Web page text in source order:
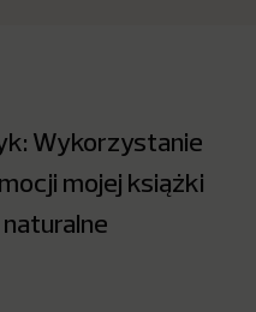
Wykorzystanie
mojej książki
naturalne